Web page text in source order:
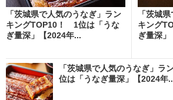
「茨城県で人気のうなぎ」ラン
キングTOP10！ 1位は「うな
ぎ量深」【2024年...
「茨城
キング
ぎ量深
「茨城県で人気のうなぎ」
位は「うなぎ量深」【2024年